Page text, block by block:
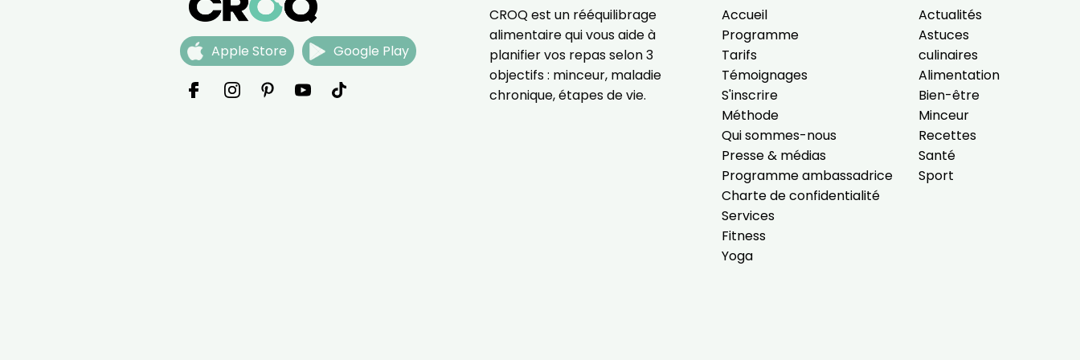
Apple Store Google Play
CROQ est un rééquilibrage
alimentaire qui vous aide à
planifier vos repas selon 3
objectifs : minceur, maladie
chronique, étapes de vie.
Accueil
Programme
Tarifs
Témoignages
S'inscrire
Méthode
Qui sommes-nous
Presse & médias
Programme ambassadrice
Charte de confidentialité
Services
Fitness
Yoga
Actualités
Astuces
culinaires
Alimentation
Bien-être
Minceur
Recettes
Santé
Sport
utilisez. Pour en savoir plus sur ces traceurs,
voir notre politique de confidentialité.
Je reçois mon cadeau !
Votre adresse email sera utilisée par Digital Prisma Players pour vous
envoyer votre newsletter contenant des offres commerciales
désabonnement intégré dans la newsletter. Pour en savoir plus et